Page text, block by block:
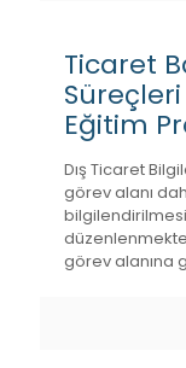
Ticaret
Eğitim
Dış Ticaret
görev alanı
bilgilendirilmesi
görev alanına